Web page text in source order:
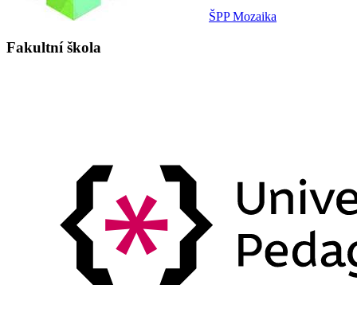
ŠPP Mozaika
Fakultní škola